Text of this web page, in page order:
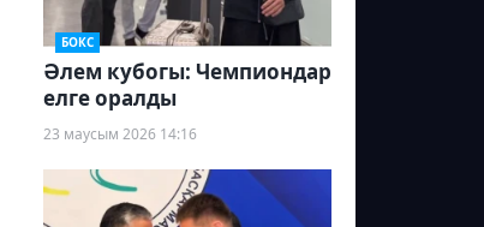
БОКС
Әлем кубогы: Чемпиондар
елге оралды
23 маусым 2026 14:16